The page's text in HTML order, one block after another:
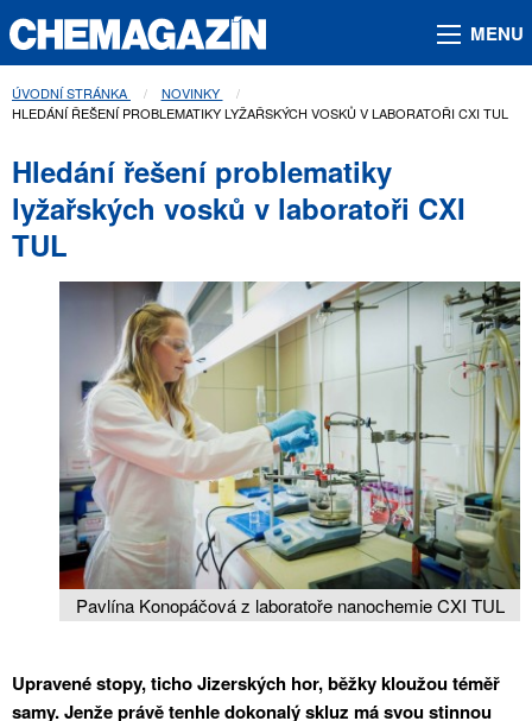
MENU
ÚVODNÍ STRÁNKA
NOVINKY
AKTUÁLNÍ STRÁNKA:
HLEDÁNÍ ŘEŠENÍ PROBLEMATIKY LYŽAŘSKÝCH VOSKŮ V LABORATOŘI CXI TUL
Hledání řešení problematiky
lyžařských vosků v laboratoři CXI
TUL
Pavlína Konopáčová z laboratoře nanochemie CXI TUL
Upravené stopy, ticho Jizerských hor, běžky kloužou téměř
samy. Jenže právě tenhle dokonalý skluz má svou stinnou